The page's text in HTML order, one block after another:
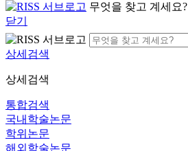
무엇을 찾고 계세요?
닫기
상세검색
상세검색
통합검색
국내학술논문
학위논문
해외학술논문